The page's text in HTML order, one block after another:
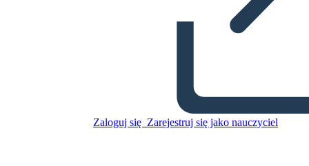
Zaloguj się Zarejestruj się jako nauczyciel
Skopiuj tę scenorys